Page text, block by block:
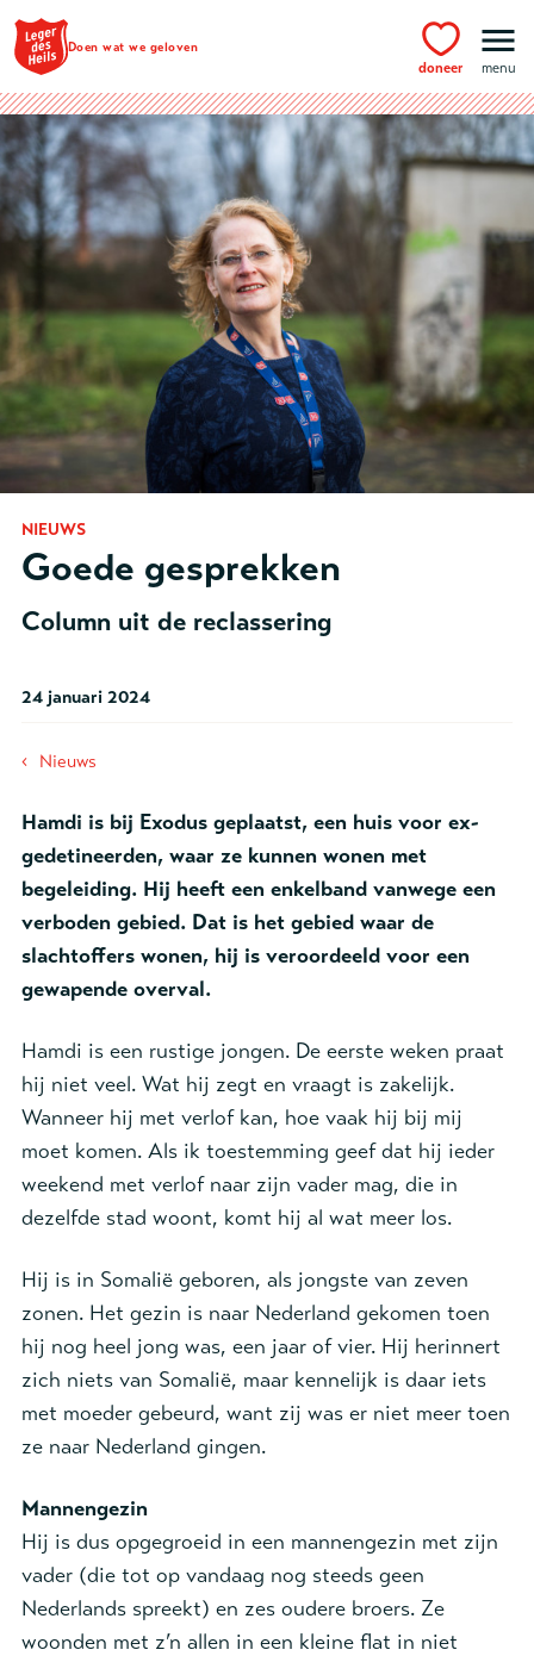
Ga naar hoofdinhoud
Doen wat we geloven
doneer menu
NIEUWS
Goede gesprekken
Column uit de reclassering
24 januari 2024
‹ Nieuws
Hamdi is bij Exodus geplaatst, een huis voor ex-
gedetineerden, waar ze kunnen wonen met
begeleiding. Hij heeft een enkelband vanwege een
verboden gebied. Dat is het gebied waar de
slachtoffers wonen, hij is veroordeeld voor een
gewapende overval.
Hamdi is een rustige jongen. De eerste weken praat
hij niet veel. Wat hij zegt en vraagt is zakelijk.
Wanneer hij met verlof kan, hoe vaak hij bij mij
moet komen. Als ik toestemming geef dat hij ieder
weekend met verlof naar zijn vader mag, die in
dezelfde stad woont, komt hij al wat meer los.
Hij is in Somalië geboren, als jongste van zeven
zonen. Het gezin is naar Nederland gekomen toen
hij nog heel jong was, een jaar of vier. Hij herinnert
zich niets van Somalië, maar kennelijk is daar iets
met moeder gebeurd, want zij was er niet meer toen
ze naar Nederland gingen.
Mannengezin
Hij is dus opgegroeid in een mannengezin met zijn
vader (die tot op vandaag nog steeds geen
Nederlands spreekt) en zes oudere broers. Ze
woonden met z’n allen in een kleine flat in niet